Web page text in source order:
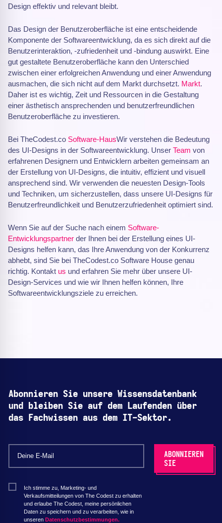
Design effektiv und relevant bleibt.
Das Design der Benutzeroberfläche ist eine entscheidende
Komponente der Softwareentwicklung, da es sich direkt auf die
Benutzerinteraktion, -zufriedenheit und -bindung auswirkt. Eine
gut gestaltete Benutzeroberfläche kann den Unterschied
zwischen einer erfolgreichen Anwendung und einer Anwendung
ausmachen, die sich nicht auf dem Markt durchsetzt. Markt.
Daher ist es wichtig, Zeit und Ressourcen in die Gestaltung
einer ästhetisch ansprechenden und benutzerfreundlichen
Benutzeroberfläche zu investieren.
Bei TheCodest.co Software-HausWir verstehen die Bedeutung
des UI-Designs in der Softwareentwicklung. Unser Team von
erfahrenen Designern und Entwicklern arbeiten gemeinsam an
der Erstellung von UI-Designs, die intuitiv, effizient und visuell
ansprechend sind. Wir verwenden die neuesten Design-Tools
und Techniken, um sicherzustellen, dass unsere UI-Designs für
Benutzerfreundlichkeit und Benutzerzufriedenheit optimiert sind.
Wenn Sie auf der Suche nach einem Software-
Entwicklungspartner der Ihnen bei der Erstellung eines UI-
Designs helfen kann, das Ihre Anwendung von der Konkurrenz
abhebt, sind Sie bei TheCodest.co Software House genau
richtig. Kontakt us und erfahren Sie mehr über unsere UI-
Design-Services und wie wir Ihnen helfen können, Ihre
Softwareentwicklungsziele zu erreichen.
Abonnieren Sie unsere Wissensdatenbank
und bleiben Sie auf dem Laufenden über
das Fachwissen aus dem IT-Sektor.
Ich stimme zu, Marketing- und
Verkaufsmitteilungen von The Codest zu erhalten
und erlaube The Codest, meine persönlichen
Daten zu speichern und zu verarbeiten, wie in
unseren Datenschutzbestimmungen.